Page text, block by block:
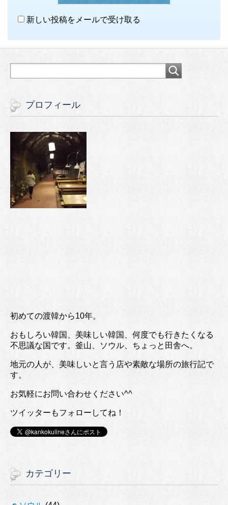
新しい投稿をメールで受け取る
プロフィール
初めての渡韓から10年。
おもしろい韓国、美味しい韓国、何度でも行きたくなる
不思議な国です。釜山、ソウル、ちょっと田舎へ。
地元の人が、美味しいと言う店や素敵な場所の旅行記で
す。
お気軽にお問い合わせください^^
ツイッターもフォローしてね！
カテゴリー